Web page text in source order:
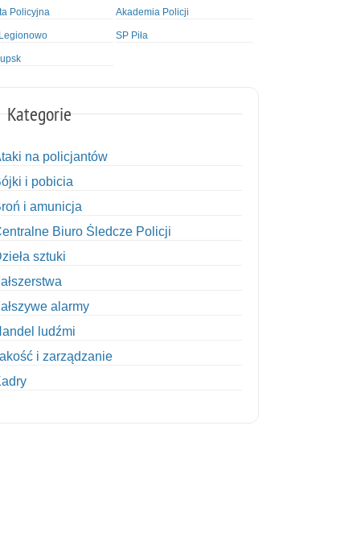
Policyjna Akademia Policji
SP Piła
Kategorie
na policjantów
i pobicia
i amunicja
Biuro Śledcze Policji
sztuki
alarmy
ludźmi
i zarządzanie